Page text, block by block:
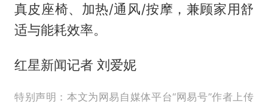
真皮座椅、加热/通风/按摩，兼顾家用舒
适与能耗效率。
红星新闻记者 刘爱妮
特别声明：本文为网易自媒体平台“网易号”作者上传